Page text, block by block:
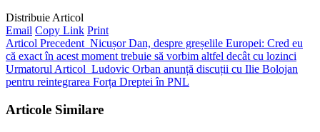
Distribuie Articol
Email Copy Link Print
Articol Precedent Nicușor Dan, despre greșelile Europei: Cred eu
că exact în acest moment trebuie să vorbim altfel decât cu lozinci
Urmatorul Articol Ludovic Orban anunță discuții cu Ilie Bolojan
pentru reintegrarea Forța Dreptei în PNL
Articole Similare